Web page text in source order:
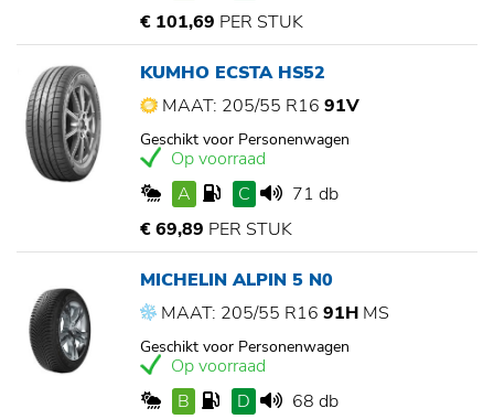
€ 101,69 PER STUK
KUMHO ECSTA HS52
MAAT: 205/55 R16 91V
Geschikt voor Personenwagen
Op voorraad
A
C
71 db
€ 69,89 PER STUK
MICHELIN ALPIN 5 N0
MAAT: 205/55 R16 91H MS
Geschikt voor Personenwagen
Op voorraad
B
D
68 db